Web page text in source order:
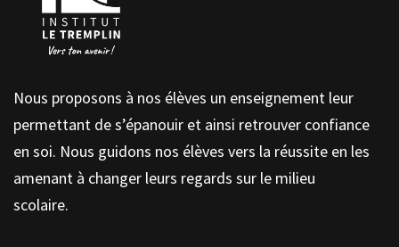
Nous proposons à nos élèves un enseignement leur
permettant de s’épanouir et ainsi retrouver confiance
en soi. Nous guidons nos élèves vers la réussite en les
amenant à changer leurs regards sur le milieu
scolaire.